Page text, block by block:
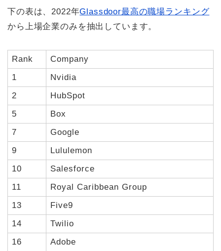
下の表は、2022年Glassdoor最高の職場ランキング
から上場企業のみを抽出しています。
Rank
Company
1
Nvidia
2
HubSpot
5
Box
7
Google
9
Lululemon
10
Salesforce
11
Royal Caribbean Group
13
Five9
14
Twilio
16
Adobe